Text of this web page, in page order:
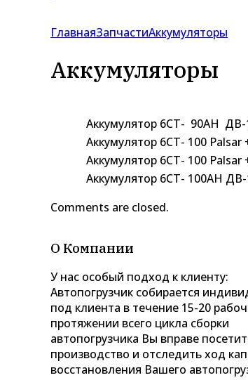
ГлавнаяЗапчастиАккумуляторы
Аккумуляторы
Аккумулятор 6СТ- 90AH ДВ-
Аккумулятор 6СТ- 100 Palsar
Аккумулятор 6СТ- 100 Palsar
Аккумулятор 6СТ- 100AH ДВ-
Comments are closed.
О Компании
У нас особый подход к клиенту:
Автопогрузчик собирается
под клиента в течение 15-20
протяжении всего цикла сборки
автопогрузчика Вы вправе
производство и отследить ход
восстановления Вашего